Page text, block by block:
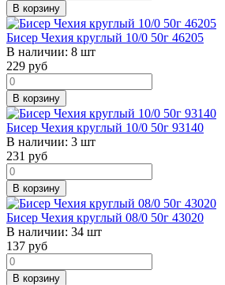
В корзину
Бисер Чехия круглый 10/0 50г 46205
В наличии: 8 шт
229 руб
В корзину
Бисер Чехия круглый 10/0 50г 93140
В наличии: 3 шт
231 руб
В корзину
Бисер Чехия круглый 08/0 50г 43020
В наличии: 34 шт
137 руб
В корзину